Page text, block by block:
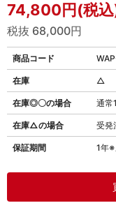
74,800円(税
税抜 68,000円
商品コード
在庫◎〇の場合 通常
在庫△の場合 受発
保証期間 1年
在庫 △